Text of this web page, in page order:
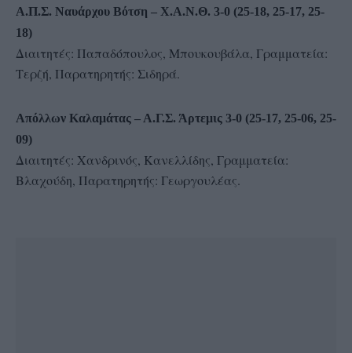
Α.Π.Σ. Ναυάρχου Βότση – Χ.Α.Ν.Θ. 3-0 (25-18, 25-17, 25-
18)
Διαιτητές: Παπαδόπουλος, Μπουκουβάλα, Γραμματεία:
Τερζή, Παρατηρητής: Σιδηρά.
Απόλλων Καλαμάτας – Α.Γ.Σ. Άρτεμις 3-0 (25-17, 25-06, 25-
09)
Διαιτητές: Χανδρινός, Κανελλίδης, Γραμματεία:
Βλαχούδη, Παρατηρητής: Γεωργουλέας.